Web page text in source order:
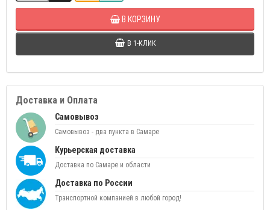
В КОРЗИНУ
В 1-КЛИК
Доставка и Оплата
Самовывоз
Самовывоз - два пункта в Самаре
Курьерская доставка
Доставка по Самаре и области
Доставка по России
Транспортной компанией в любой город!